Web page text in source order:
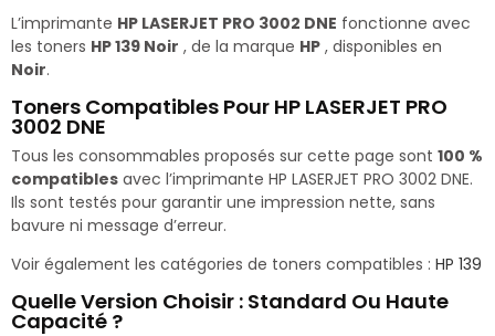
L’imprimante HP LASERJET PRO 3002 DNE fonctionne avec
les toners HP 139 Noir , de la marque HP , disponibles en
Noir.
Toners Compatibles Pour HP LASERJET PRO
3002 DNE
Tous les consommables proposés sur cette page sont 100 %
compatibles avec l’imprimante HP LASERJET PRO 3002 DNE.
Ils sont testés pour garantir une impression nette, sans
bavure ni message d’erreur.
Voir également les catégories de toners compatibles : HP 139
Quelle Version Choisir : Standard Ou Haute
Capacité ?